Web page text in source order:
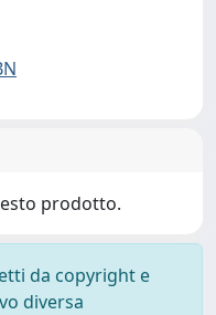
prodotto.
da copyright e
diversa